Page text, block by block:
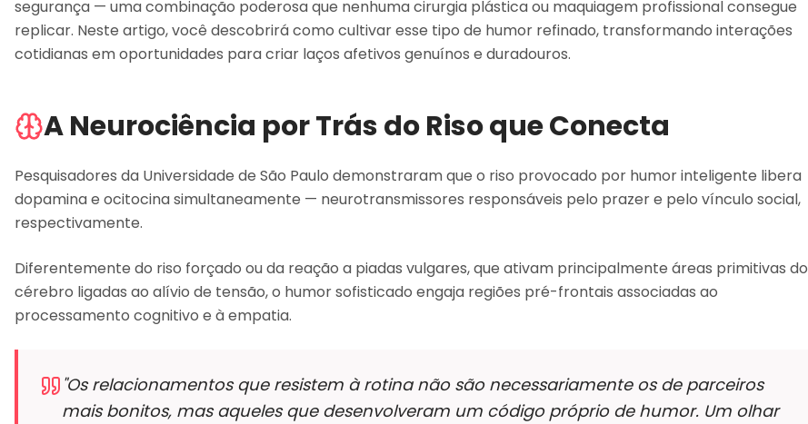
segurança — uma combinação poderosa que nenhuma cirurgia plástica ou maquiagem profissional consegue
replicar. Neste artigo, você descobrirá como cultivar esse tipo de humor refinado, transformando interações
cotidianas em oportunidades para criar laços afetivos genuínos e duradouros.
A Neurociência por Trás do Riso que Conecta
Pesquisadores da Universidade de São Paulo demonstraram que o riso provocado por humor inteligente libera
dopamina e ocitocina simultaneamente — neurotransmissores responsáveis pelo prazer e pelo vínculo social,
respectivamente.
Diferentemente do riso forçado ou da reação a piadas vulgares, que ativam principalmente áreas primitivas do
cérebro ligadas ao alívio de tensão, o humor sofisticado engaja regiões pré-frontais associadas ao
processamento cognitivo e à empatia.
"Os relacionamentos que resistem à rotina não são necessariamente os de parceiros
mais bonitos, mas aqueles que desenvolveram um código próprio de humor. Um olhar